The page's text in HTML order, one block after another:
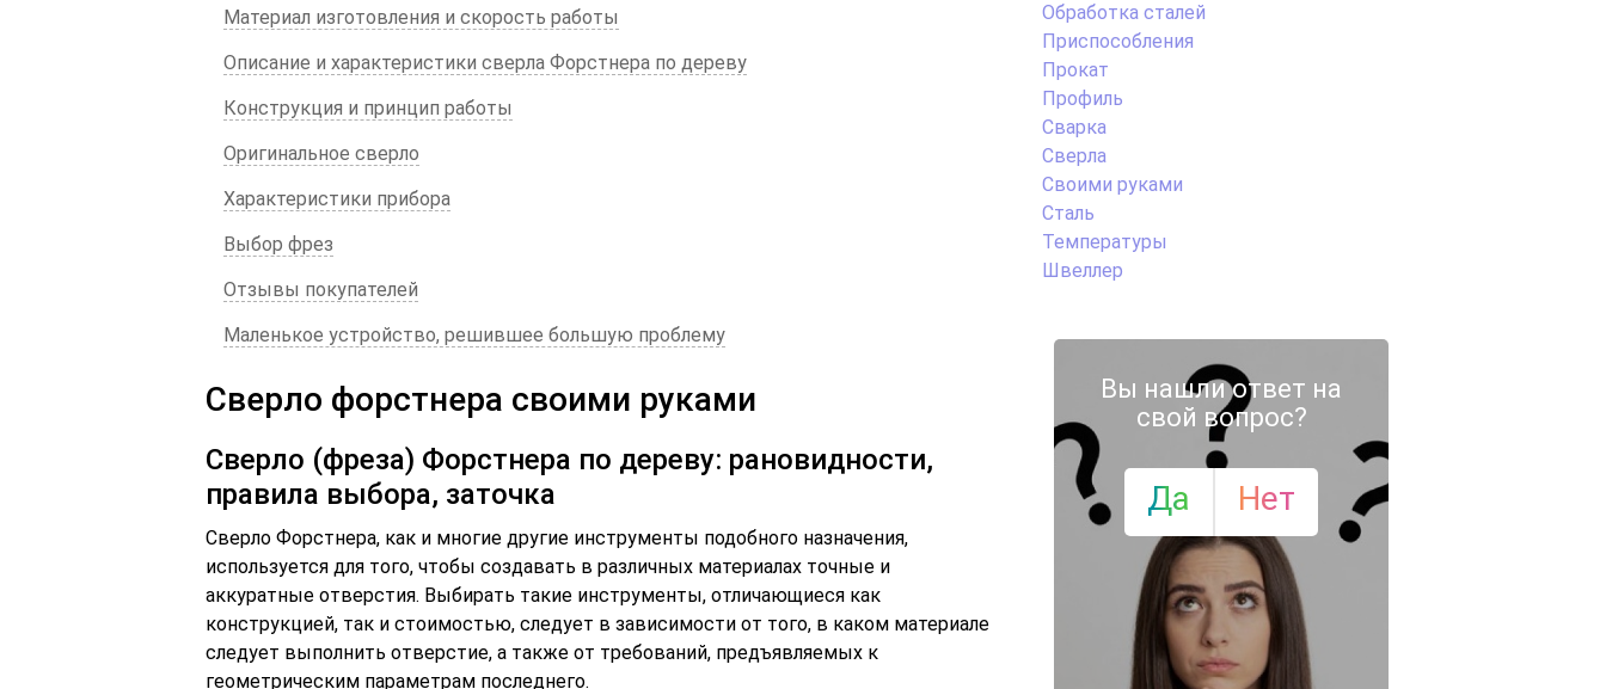
Материал изготовления и скорость работы
Описание и характеристики сверла Форстнера по дереву
Конструкция и принцип работы
Оригинальное сверло
Характеристики прибора
Выбор фрез
Отзывы покупателей
Маленькое устройство, решившее большую проблему
Сверло форстнера своими руками
Сверло (фреза) Форстнера по дереву: рановидности,
правила выбора, заточка
Сверло Форстнера, как и многие другие инструменты подобного назначения,
используется для того, чтобы создавать в различных материалах точные и
аккуратные отверстия. Выбирать такие инструменты, отличающиеся как
конструкцией, так и стоимостью, следует в зависимости от того, в каком материале
следует выполнить отверстие, а также от требований, предъявляемых к
геометрическим параметрам последнего.
Обработка сталей
Приспособления
Прокат
Профиль
Сварка
Сверла
Своими руками
Сталь
Температуры
Швеллер
Вы нашли ответ на
свой вопрос?
Да Нет